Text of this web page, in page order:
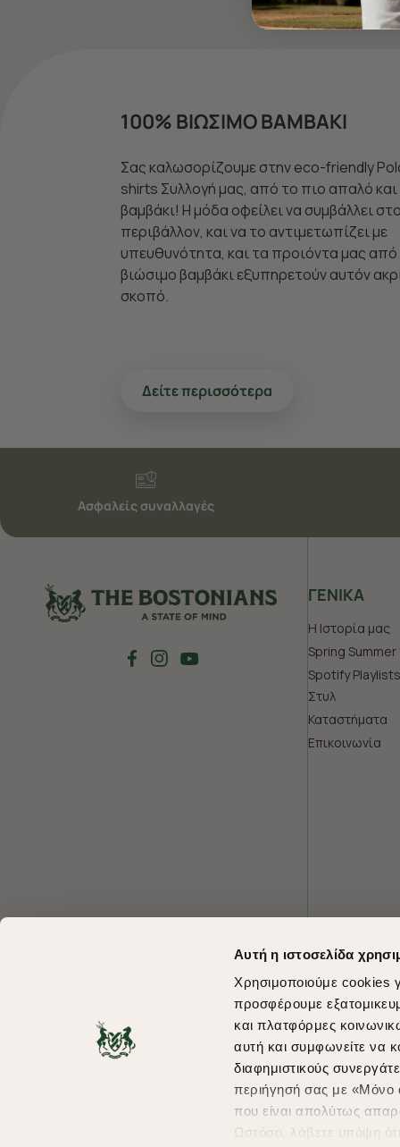
Αυτή η ιστοσελίδα
Χρησιμοποιούμε cookies
προσφέρουμε
και πλατφόρμες
αυτή και συμφωνείτε να
διαφημιστικούς
περιήγησή σας με «Μόνο
που είναι απολύτως
Ωστόσο, λάβετε υπόψη
100% ΒΙΩΣΙΜΟ ΒΑΜΒΑΚΙ
Σας καλωσορίζουμε στην eco-friendly
shirts Συλλογή μας, από το πιο απαλό και
βαμβάκι! Η μόδα οφείλει να συμβάλλει στο
περιβάλλον, και να το αντιμετωπίζει με
υπευθυνότητα, και τα προιόντα μας από
βιώσιμο βαμβάκι εξυπηρετούν αυτόν
σκοπό.
Δείτε περισσότερα
Ασφαλείς συναλλαγές
ΓΕΝΙΚΑ
Η Ιστορία μας
Spring
Spotify
Στυλ
Καταστήματα
Επικοινωνία